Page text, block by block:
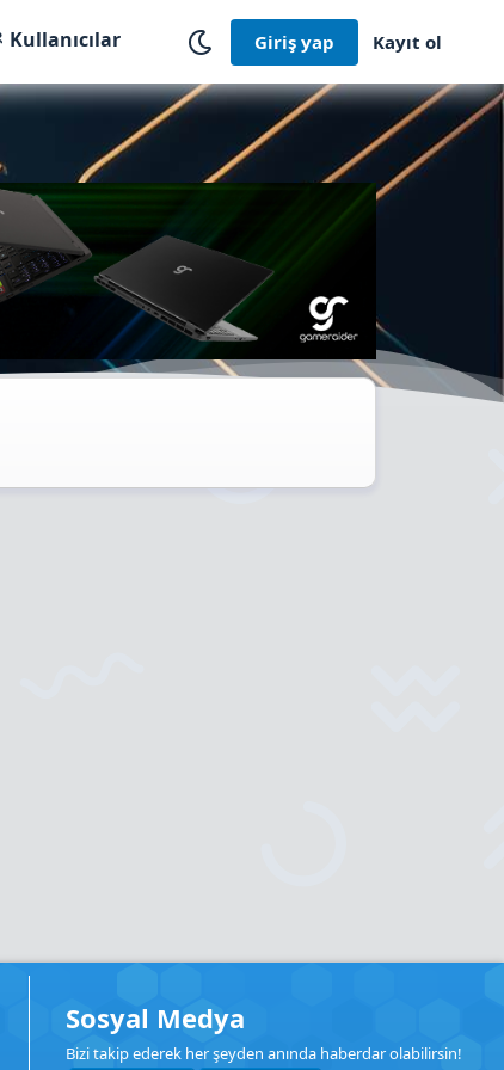
Kullanıcılar Giriş yap Kayıt ol
Sosyal Medya
Bizi takip ederek her şeyden anında haberdar olabilirsin!